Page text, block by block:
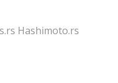
Hashimoto.rs